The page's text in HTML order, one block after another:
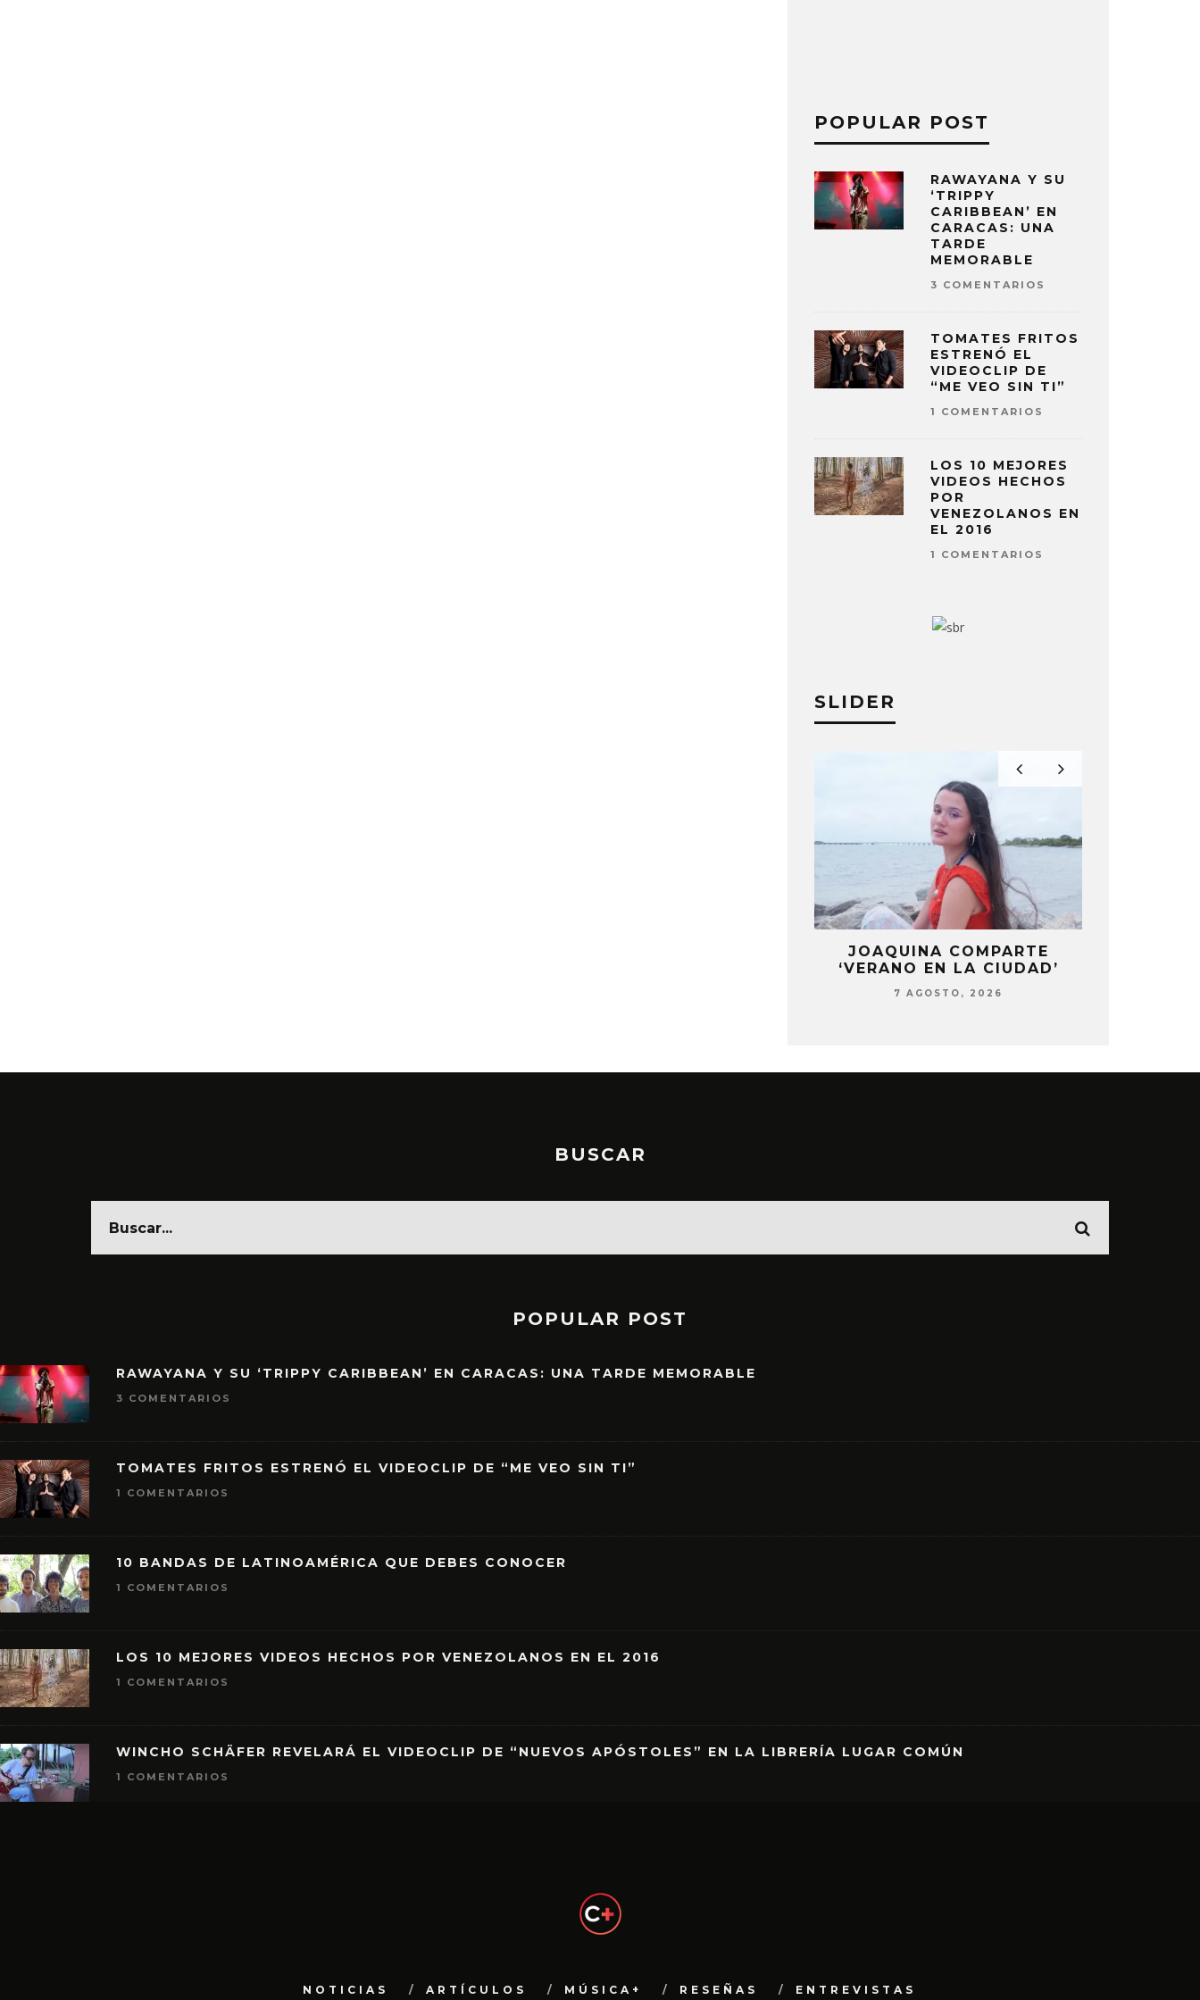
POPULAR POST
RAWAYANA Y SU
‘TRIPPY
CARIBBEAN’ EN
CARACAS: UNA
TARDE
MEMORABLE
3 COMENTARIOS
TOMATES FRITOS
ESTRENÓ EL
VIDEOCLIP DE
“ME VEO SIN TI”
1 COMENTARIOS
LOS 10 MEJORES
VIDEOS HECHOS
POR
VENEZOLANOS EN
EL 2016
1 COMENTARIOS
SLIDER
JOAQUINA COMPARTE
‘VERANO EN LA CIUDAD’
7 AGOSTO, 2026
BUSCAR
POPULAR POST
RAWAYANA Y SU ‘TRIPPY CARIBBEAN’ EN CARACAS: UNA TARDE MEMORABLE
3 COMENTARIOS
TOMATES FRITOS ESTRENÓ EL VIDEOCLIP DE “ME VEO SIN TI”
1 COMENTARIOS
10 BANDAS DE LATINOAMÉRICA QUE DEBES CONOCER
1 COMENTARIOS
LOS 10 MEJORES VIDEOS HECHOS POR VENEZOLANOS EN EL 2016
1 COMENTARIOS
WINCHO SCHÄFER REVELARÁ EL VIDEOCLIP DE “NUEVOS APÓSTOLES” EN LA LIBRERÍA LUGAR COMÚN
1 COMENTARIOS
NOTICIAS ARTÍCULOS MÚSICA+ RESEÑAS ENTREVISTAS